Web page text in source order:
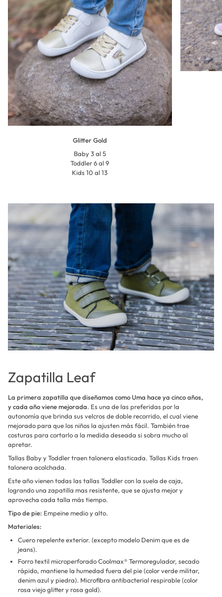
Glitter Gold
Baby 3 al 5
Toddler 6 al 9
Kids 10 al 13
Zapatilla Leaf
La primera zapatilla que diseñamos como Uma hace ya cinco años,
y cada año viene mejorada. Es una de las preferidas por la
autonomía que brinda sus velcros de doble recorrido, el cual viene
mejorado para que los niños la ajusten más fácil. También trae
costuras para cortarlo a la medida deseada si sobra mucho al
apretar.
Tallas Baby y Toddler traen talonera elasticada. Tallas Kids traen
talonera acolchada.
Este año vienen todas las tallas Toddler con la suela de caja,
logrando una zapatilla mas resistente, que se ajusta mejor y
aprovecha cada talla más tiempo.
Tipo de pie: Empeine medio y alto.
Materiales:
Cuero repelente exterior. (excepto modelo Denim que es de
jeans).
Forro textil microperforado Coolmax® Termoregulador, secado
rápido, mantiene la humedad fuera del pie (color verde militar,
denim azul y piedra). Microfibra antibacterial respirable (color
rosa viejo glitter y rosa gold).